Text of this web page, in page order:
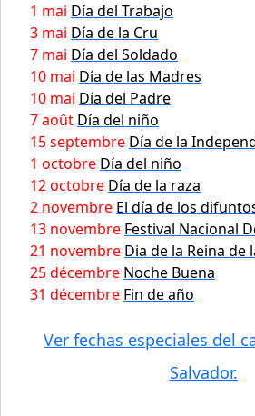
1 mai Día del Trabajo
3 mai Día de la Cru
7 mai Día del Soldado
10 mai Día de las Madres
10 mai Día del Padre
7 août Día del niño
15 septembre Día de la
1 octobre Día del niño
12 octobre Día de la raza
2 novembre El día de los
13 novembre Festival Nacional
21 novembre Dia de la Reina de
25 décembre Noche Buena
31 décembre Fin de año
Ver fechas especiales del
Salvador.